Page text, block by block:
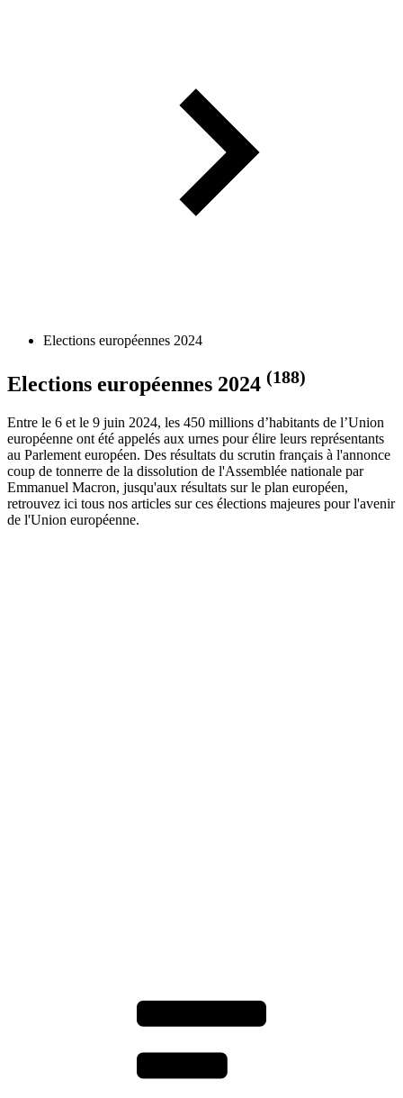
Elections européennes 2024
Elections européennes 2024 (188)
Entre le 6 et le 9 juin 2024, les 450 millions d’habitants de l’Union
européenne ont été appelés aux urnes pour élire leurs représentants
au Parlement européen. Des résultats du scrutin français à l'annonce
coup de tonnerre de la dissolution de l'Assemblée nationale par
Emmanuel Macron, jusqu'aux résultats sur le plan européen,
retrouvez ici tous nos articles sur ces élections majeures pour l'avenir
de l'Union européenne.